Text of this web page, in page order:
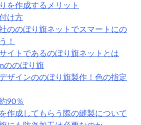
ま
ょ
を作成するメリット
け方
ののぼり旗ネットでスマートにの
！
イトであるのぼり旗ネットとは
ののぼり旗
ザインののぼり旗製作！色の指定
90％
作成してもらう際の縫製について